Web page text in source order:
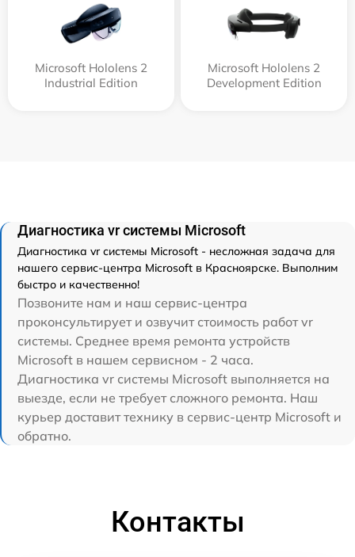
Microsoft Hololens 2
Industrial Edition
Microsoft Hololens 2
Development Edition
Диагностика vr системы Microsoft
Диагностика vr системы Microsoft - несложная задача для
нашего сервис-центра Microsoft в Красноярске. Выполним
быстро и качественно!
Позвоните нам и наш сервис-центра
проконсультирует и озвучит стоимость работ vr
системы. Среднее время ремонта устройств
Microsoft в нашем сервисном - 2 часа.
Диагностика vr системы Microsoft выполняется на
выезде, если не требует сложного ремонта. Наш
курьер доставит технику в сервис-центр Microsoft и
обратно.
Контакты